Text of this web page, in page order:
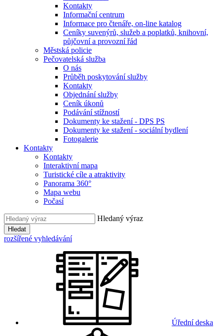
Kontakty
Informační centrum
Informace pro čtenáře, on-line katalog
Ceníky suvenýrů, služeb a poplatků, knihovní,
půjčovní a provozní řád
Městská policie
Pečovatelská služba
O nás
Průběh poskytování služby
Kontakty
Objednání služby
Ceník úkonů
Podávání stížností
Dokumenty ke stažení - DPS PS
Dokumenty ke stažení - sociální bydlení
Fotogalerie
Kontakty
Kontakty
Interaktivní mapa
Turistické cíle a atraktivity
Panorama 360°
Mapa webu
Počasí
Hledaný výraz
Hledat
rozšířené vyhledávání
Úřední deska